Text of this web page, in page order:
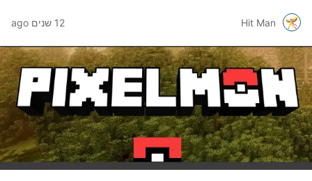
Hit Man 12 שנים ago